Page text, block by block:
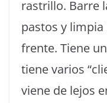
rastrillo. Barre
pastos y limpia
frente. Tiene
tiene varios
viene de lejos